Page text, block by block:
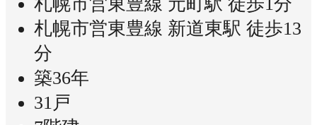
札幌市営東豊線 元町駅 徒歩1分
札幌市営東豊線 新道東駅 徒歩13
分
築36年
31戸